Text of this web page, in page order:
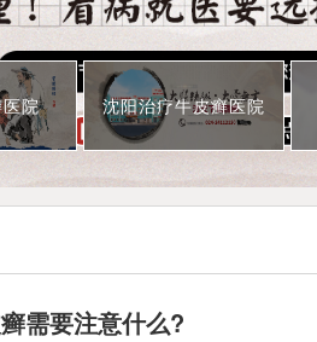
沈阳治疗牛皮癣医院
需要注意什么?